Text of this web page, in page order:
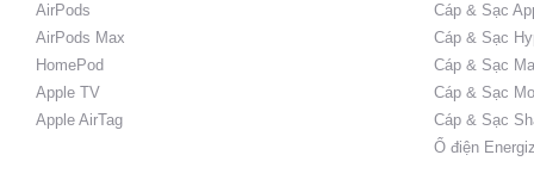
AirPods
AirPods Max
HomePod
Apple TV
Apple AirTag
Cáp & Sạc
Cáp & Sạc
Cáp & Sạc
Cáp & Sạc
Cáp & Sạc
Ổ điện